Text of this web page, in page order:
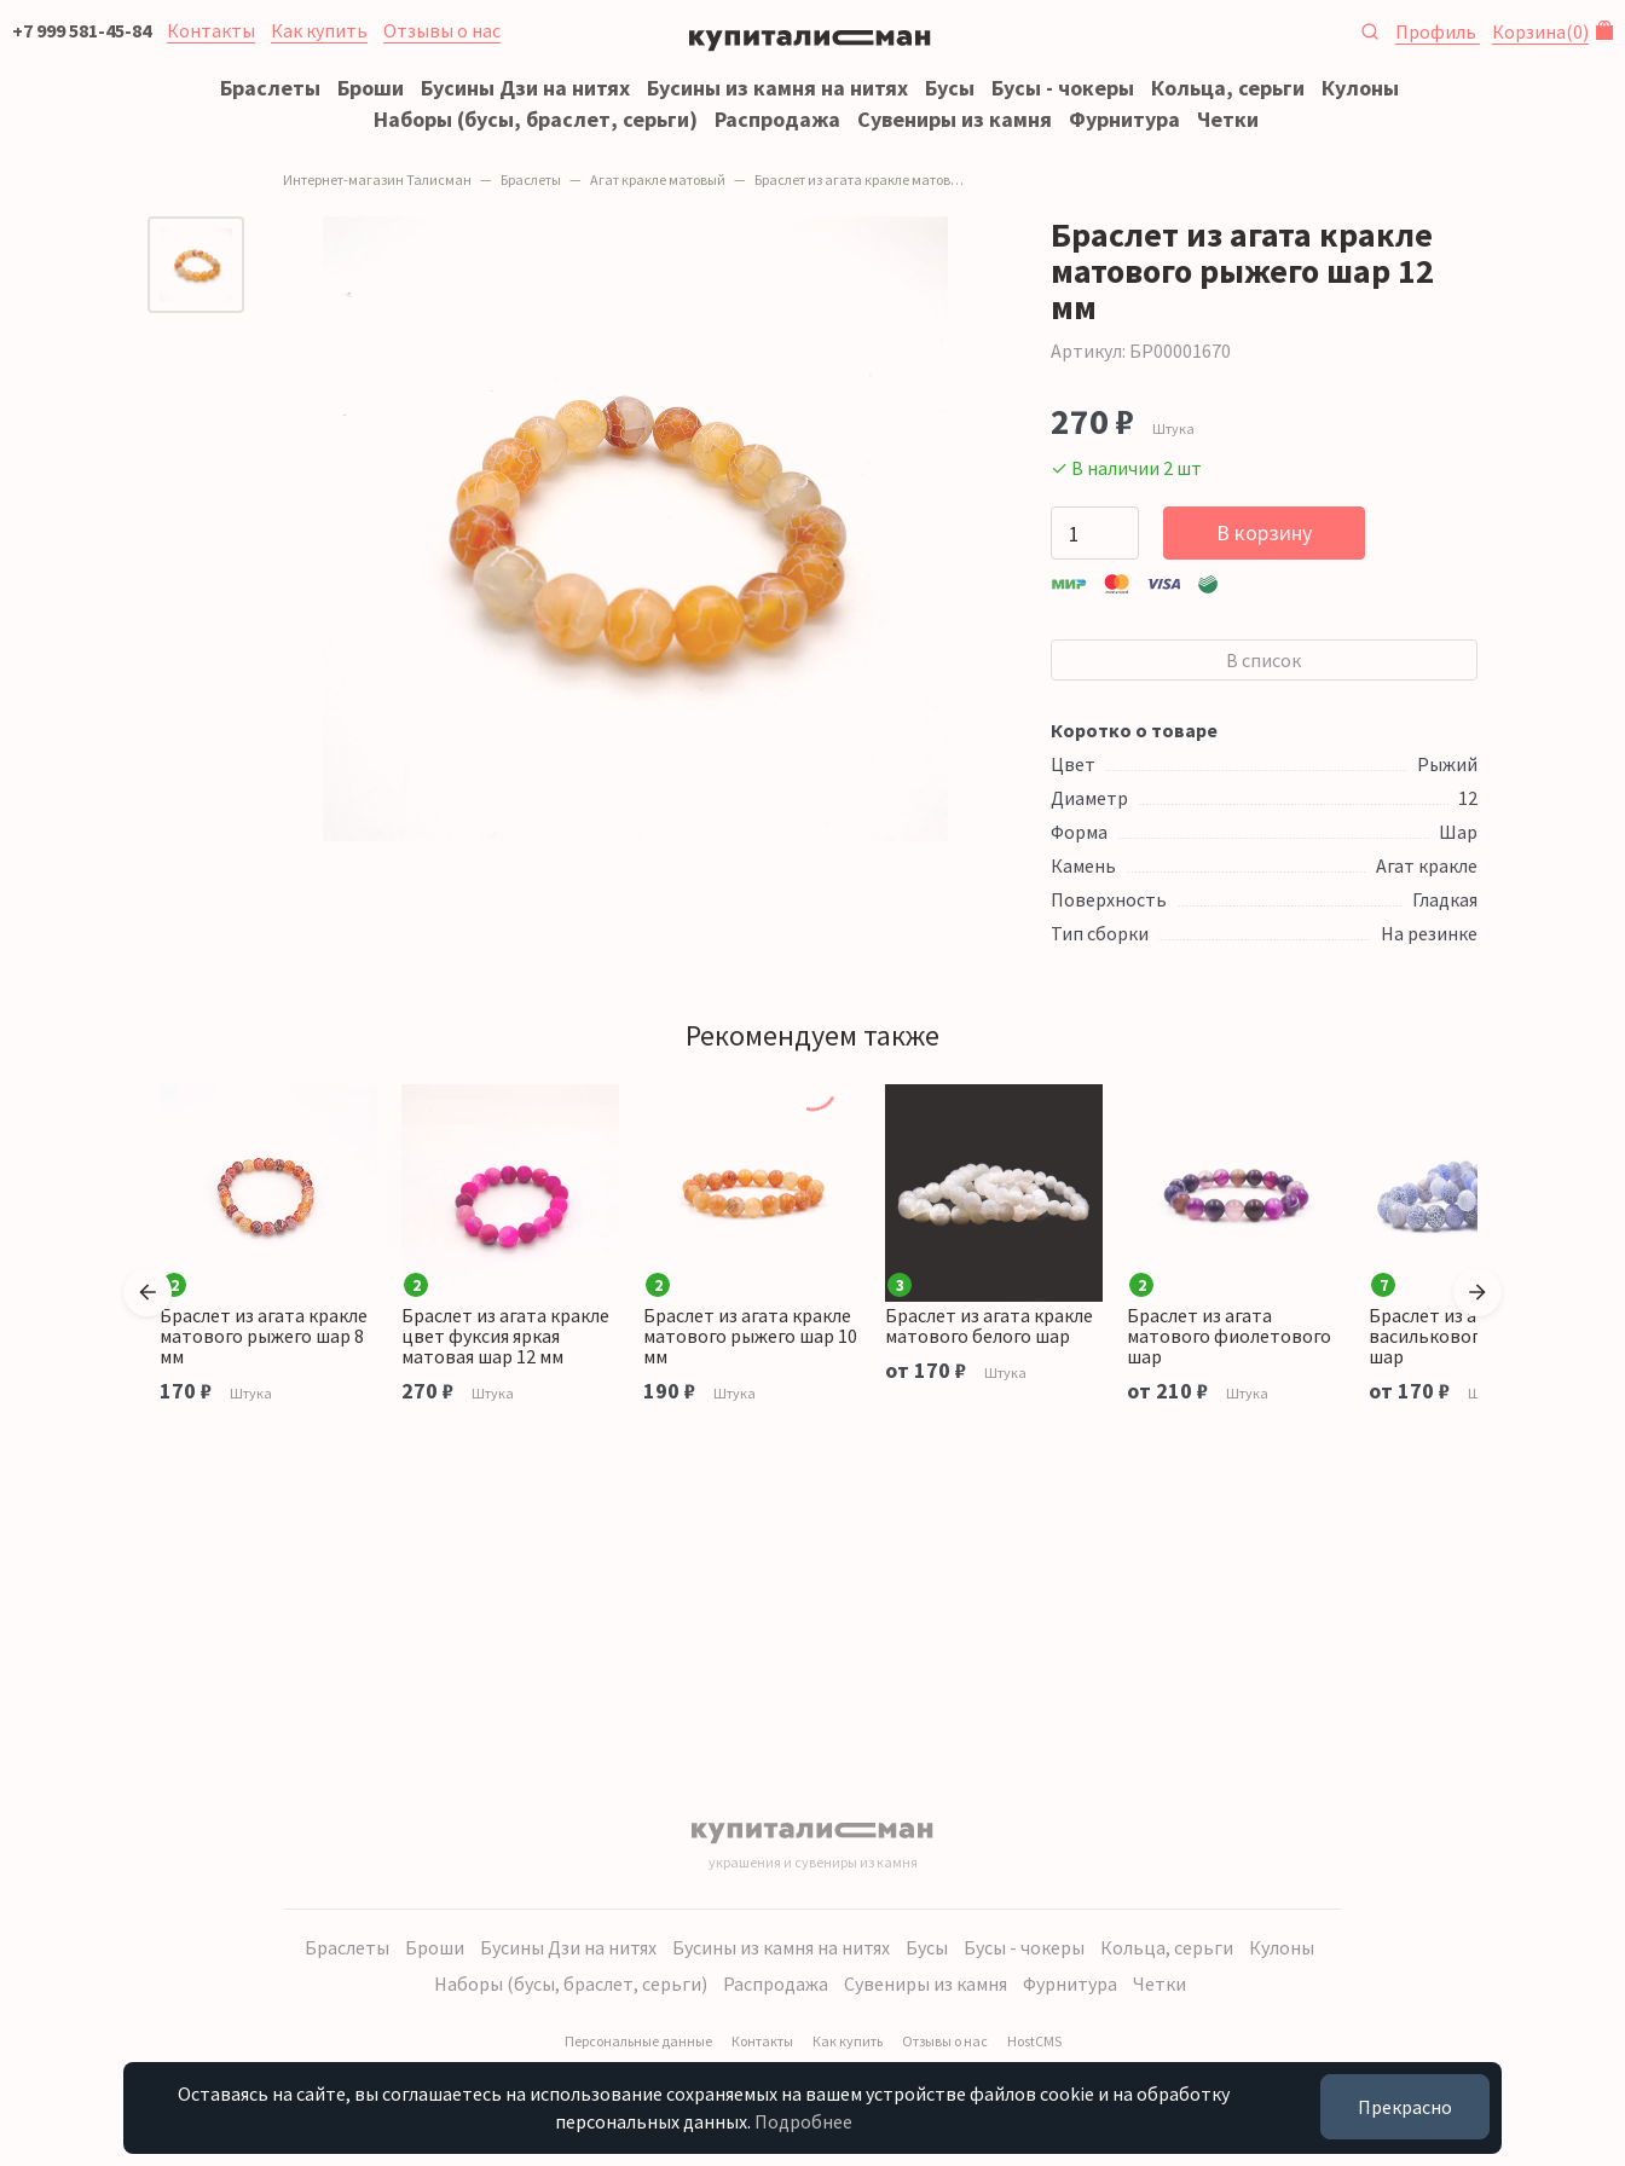
+7 999 581-45-84 Контакты Как купить Отзывы о нас Профиль Корзина(0)
Браслеты Броши Бусины Дзи на нитях Бусины из камня на нитях Бусы Бусы - чокеры Кольца, серьги
Кулоны
Наборы (бусы, браслет, серьги)
Распродажа Сувениры из камня Фурнитура Четки
Интернет-магазин Талисман Браслеты Агат кракле матовый Браслет из агата кракле матового рыжего шар 12 мм
Браслет из агата кракле
матового рыжего шар 12
мм
Артикул: БР00001670
270 ₽ Штука
✓ В наличии 2 шт
В корзину
В список
Коротко о товаре
Цвет
Рыжий
Диаметр
12
Форма
Шар
Камень
Агат кракле
Поверхность
Гладкая
Тип сборки
На резинке
Рекомендуем также
2
Браслет из агата кракле
матового рыжего шар 8
мм
170 ₽ Штука
2
Браслет из агата кракле
цвет фуксия яркая
матовая шар 12 мм
270 ₽ Штука
2
Браслет из агата кракле
матового рыжего шар 10
мм
190 ₽ Штука
3
Браслет из агата кракле
матового белого шар
от 170 ₽ Штука
2
Браслет из агата
матового фиолетового
шар
от 210 ₽ Штука
7
Браслет из агата кракле
василькового матового
шар
от 170 ₽ Штука
украшения и сувениры из камня
Браслеты Броши Бусины Дзи на нитях Бусины из камня на нитях Бусы Бусы - чокеры Кольца, серьги
Кулоны
Наборы (бусы, браслет, серьги)
Распродажа Сувениры из камня Фурнитура Четки
Персональные данные Контакты Как купить Отзывы о нас HostCMS
Оставаясь на сайте, вы соглашаетесь на использование сохраняемых на вашем устройстве файлов cookie и на обработку
персональных данных. Подробнее
Прекрасно